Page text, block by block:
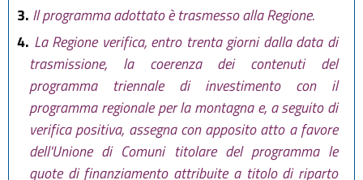
3. Il programma adottato è trasmesso alla Regione.
4. La Regione verifica, entro trenta giorni dalla data di
trasmissione, la coerenza dei contenuti del
programma triennale di investimento con il
programma regionale per la montagna e, a seguito di
verifica positiva, assegna con apposito atto a favore
dell'Unione di Comuni titolare del programma le
quote di finanziamento attribuite a titolo di riparto